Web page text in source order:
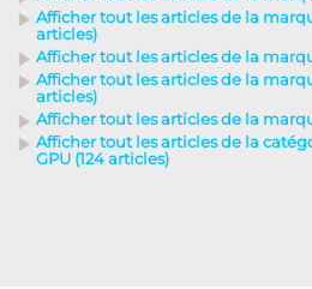
Afficher tout les articles de la
articles)
Afficher tout les articles de la
Afficher tout les articles de la
articles)
Afficher tout les articles de la
Afficher tout les articles de la
GPU (124 articles)